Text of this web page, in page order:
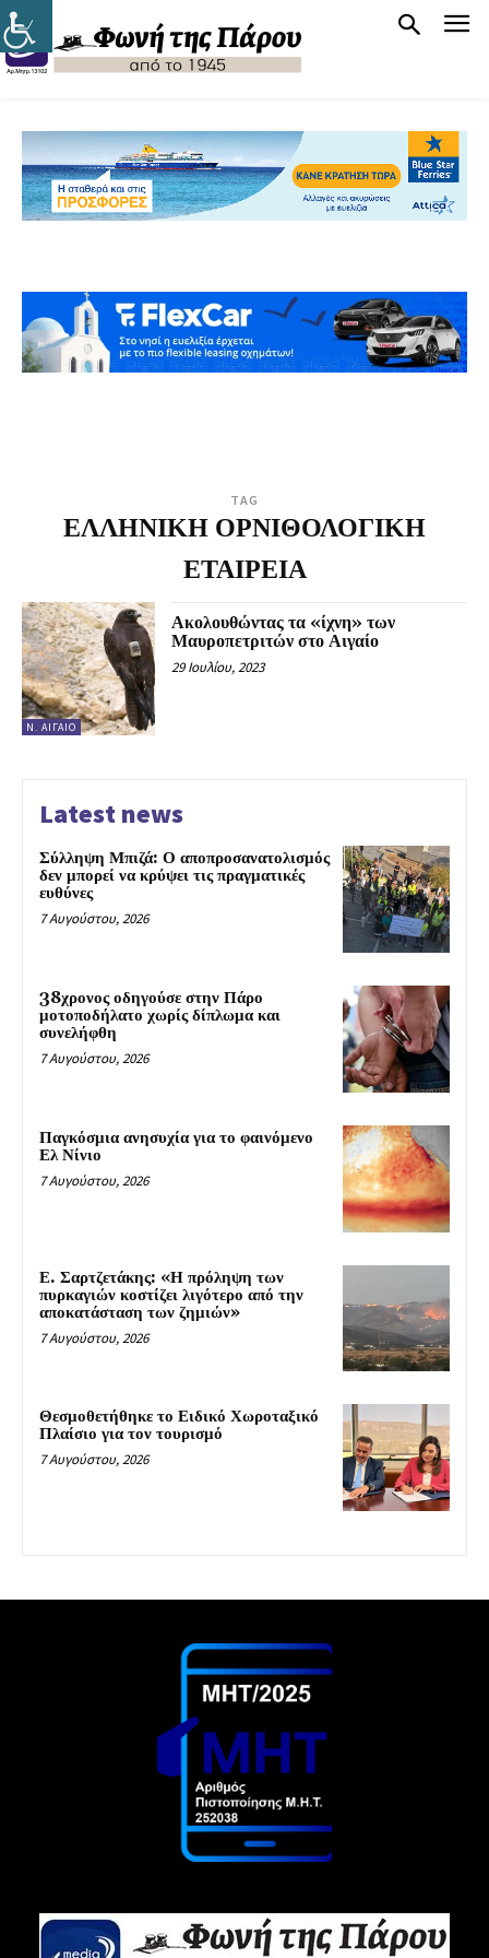
TAG
ΕΛΛΗΝΙΚΗ ΟΡΝΙΘΟΛΟΓΙΚΗ
ΕΤΑΙΡΕΙΑ
Ν. ΑΙΓΑΊΟ
Ακολουθώντας τα «ίχνη» των
Μαυροπετριτών στο Αιγαίο
29 Ιουλίου, 2023
Latest news
Σύλληψη Μπιζά: Ο αποπροσανατολισμός
δεν μπορεί να κρύψει τις πραγματικές
ευθύνες
7 Αυγούστου, 2026
38χρονος οδηγούσε στην Πάρο
μοτοποδήλατο χωρίς δίπλωμα και
συνελήφθη
7 Αυγούστου, 2026
Παγκόσμια ανησυχία για το φαινόμενο
Ελ Νίνιο
7 Αυγούστου, 2026
Ε. Σαρτζετάκης: «Η πρόληψη των
πυρκαγιών κοστίζει λιγότερο από την
αποκατάσταση των ζημιών»
7 Αυγούστου, 2026
Θεσμοθετήθηκε το Ειδικό Χωροταξικό
Πλαίσιο για τον τουρισμό
7 Αυγούστου, 2026